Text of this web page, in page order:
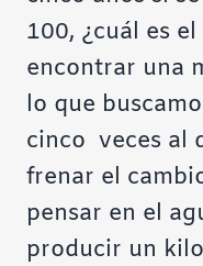
100, ¿cuál es
encontrar una
lo que
cinco veces al
frenar el
pensar en el
producir un